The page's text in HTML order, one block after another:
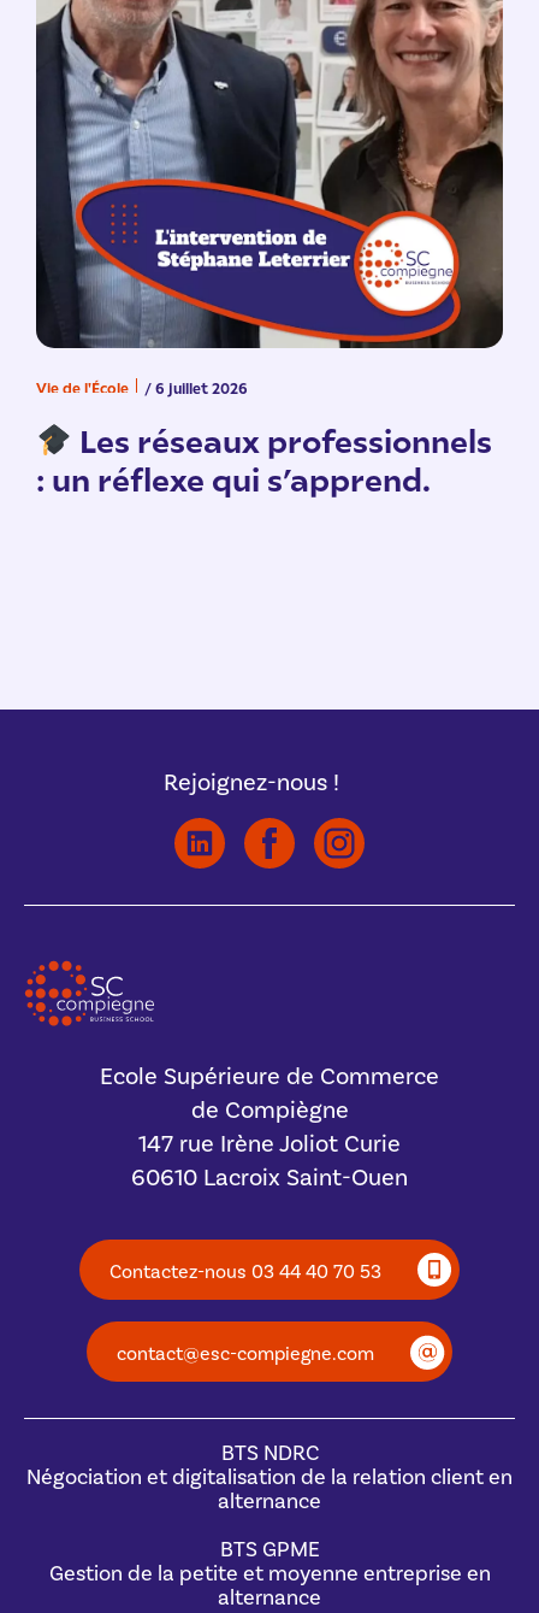
Vie de l'École / 6 juillet 2026
Les réseaux professionnels
: un réflexe qui s’apprend.
Rejoignez-nous !
Ecole Supérieure de Commerce
de Compiègne
147 rue Irène Joliot Curie
60610 Lacroix Saint-Ouen
Contactez-nous 03 44 40 70 53
contact@esc-compiegne.com
BTS NDRC
Négociation et digitalisation de la relation client en
alternance
BTS GPME
Gestion de la petite et moyenne entreprise en
alternance